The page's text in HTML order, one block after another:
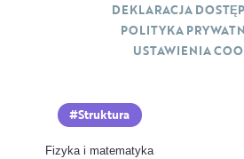
Struktura
Fizyka i matematyka
DEKLARACJA
POLITYKA
USTAWIENIA